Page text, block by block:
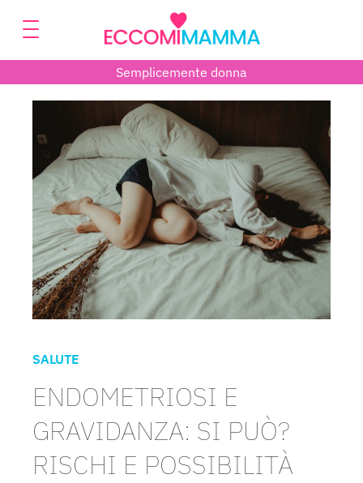
Semplicemente donna
SALUTE
ENDOMETRIOSI E
GRAVIDANZA: SI PUÒ?
RISCHI E POSSIBILITÀ